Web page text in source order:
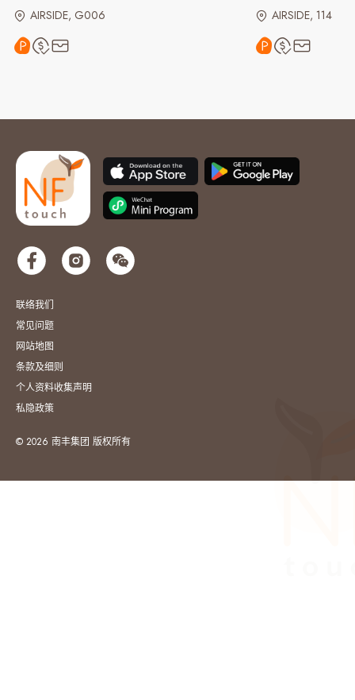
AIRSIDE, G006 AIRSIDE, 114
联络我们
常见问题
网站地图
条款及细则
个人资料收集声明
私隐政策
© 2026 南丰集团 版权所有